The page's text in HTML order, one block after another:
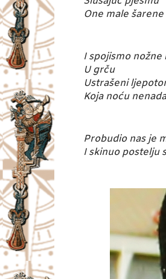
One male
I spojismo
U grču
Ustrašeni
Koja noću
Probudio nas je
I skinuo postelju